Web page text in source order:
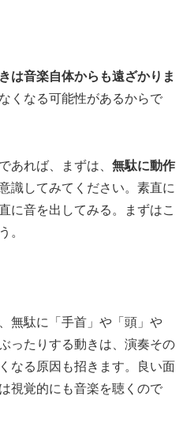
は音楽自体からも遠ざかりま
くなる可能性があるからで
あれば、まずは、 無駄に動作
識してみてください。 素直に
に音を出してみる。
まずはこ
。
無駄に「手首」や「頭」や
ったりする動きは、 演奏その
なる原因も招きます。
良い面
視覚的にも音楽を聴くので